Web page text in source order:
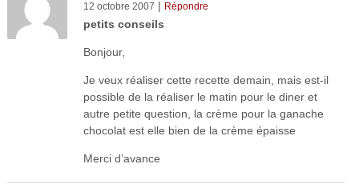
12 octobre 2007 | Répondre
petits conseils
Bonjour,
Je veux réaliser cette recette demain, mais est-il
possible de la réaliser le matin pour le diner et
autre petite question, la crème pour la ganache
chocolat est elle bien de la crème épaisse
Merci d’avance